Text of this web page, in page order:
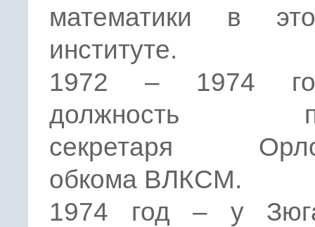
математики в
институте.
1972 – 1974
должность
секретаря
обкома ВЛКСМ.
1974 год – у